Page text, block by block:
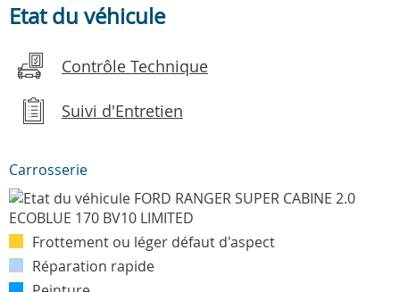
Etat du véhicule
Contrôle Technique
Suivi d'Entretien
Carrosserie
Frottement ou léger défaut d'aspect
Réparation rapide